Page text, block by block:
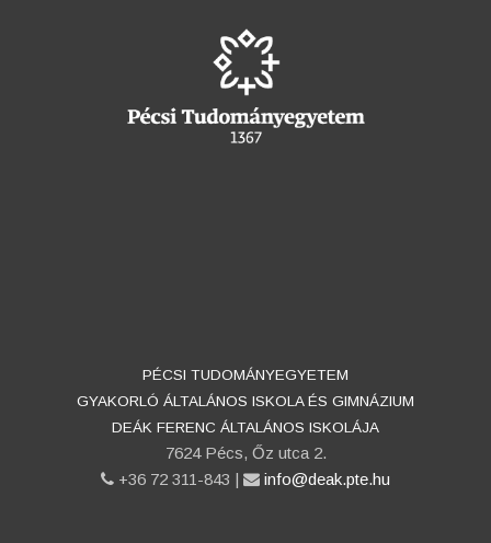
PÉCSI TUDOMÁNYEGYETEM
GYAKORLÓ ÁLTALÁNOS ISKOLA ÉS GIMNÁZIUM
DEÁK FERENC ÁLTALÁNOS ISKOLÁJA
7624 Pécs, Őz utca 2.
phone
+36 72 311-843 | email
info@deak.pte.hu